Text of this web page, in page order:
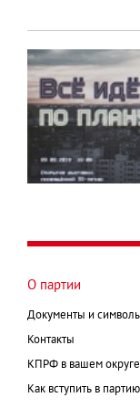
О партии
Документы и
Контакты
КПРФ в вашем округе
Как вступить в партию